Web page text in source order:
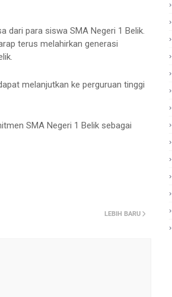
dari para siswa SMA Negeri 1 Belik.
terus melahirkan generasi
melanjutkan ke perguruan tinggi
SMA Negeri 1 Belik sebagai
LEBIH BARU